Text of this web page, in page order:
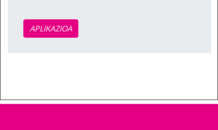
APLIKAZIOA